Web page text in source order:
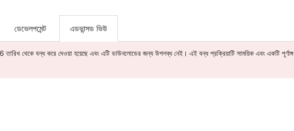
ডেভেলপমেন্ট এডভান্সড ভিউ
থেকে বন্ধ করে দেওয়া হয়েছে এবং এটি ডাউনলোডের জন্য উপলব্ধ নেই। এই বন্ধ প্রক্রিয়াটি সাময়িক এবং একটি পূর্ণাঙ্গ